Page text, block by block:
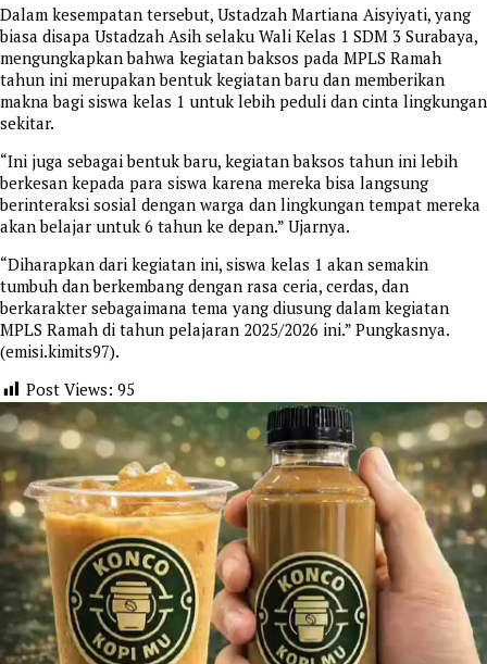
Dalam kesempatan tersebut, Ustadzah Martiana Aisyiyati, yang
biasa disapa Ustadzah Asih selaku Wali Kelas 1 SDM 3 Surabaya,
mengungkapkan bahwa kegiatan baksos pada MPLS Ramah
tahun ini merupakan bentuk kegiatan baru dan memberikan
makna bagi siswa kelas 1 untuk lebih peduli dan cinta lingkungan
sekitar.
“Ini juga sebagai bentuk baru, kegiatan baksos tahun ini lebih
berkesan kepada para siswa karena mereka bisa langsung
berinteraksi sosial dengan warga dan lingkungan tempat mereka
akan belajar untuk 6 tahun ke depan.” Ujarnya.
“Diharapkan dari kegiatan ini, siswa kelas 1 akan semakin
tumbuh dan berkembang dengan rasa ceria, cerdas, dan
berkarakter sebagaimana tema yang diusung dalam kegiatan
MPLS Ramah di tahun pelajaran 2025/2026 ini.” Pungkasnya.
(emisi.kimits97).
Post Views: 95